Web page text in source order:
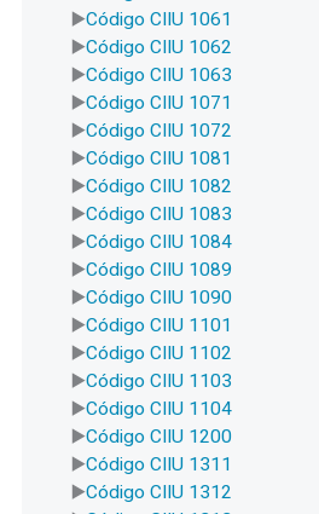
Código CIIU 1061
Código CIIU 1062
Código CIIU 1063
Código CIIU 1071
Código CIIU 1072
Código CIIU 1081
Código CIIU 1082
Código CIIU 1083
Código CIIU 1084
Código CIIU 1089
Código CIIU 1090
Código CIIU 1101
Código CIIU 1102
Código CIIU 1103
Código CIIU 1104
Código CIIU 1200
Código CIIU 1311
Código CIIU 1312